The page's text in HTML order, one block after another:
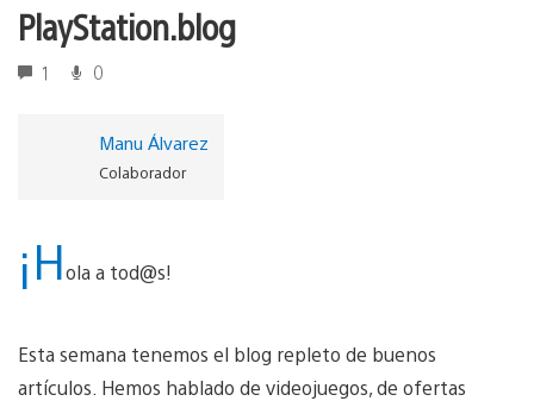
PlayStation.blog
1 0
Manu Álvarez
Colaborador
¡Hola a tod@s!
Esta semana tenemos el blog repleto de buenos
artículos. Hemos hablado de videojuegos, de ofertas